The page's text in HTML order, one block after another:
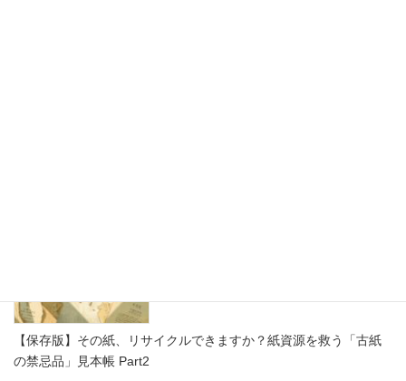
【保存版】その紙、リサイクルできますか？紙資源を救う「古紙
の禁忌品」見本帳 Part2